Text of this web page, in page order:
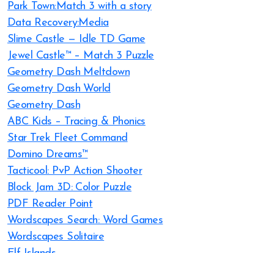
Park Town:Match 3 with a story
Data Recovery:Media
Slime Castle — Idle TD Game
Jewel Castle™ – Match 3 Puzzle
Geometry Dash Meltdown
Geometry Dash World
Geometry Dash
ABC Kids – Tracing & Phonics
Star Trek Fleet Command
Domino Dreams™
Tacticool: PvP Action Shooter
Block Jam 3D: Color Puzzle
PDF Reader Point
Wordscapes Search: Word Games
Wordscapes Solitaire